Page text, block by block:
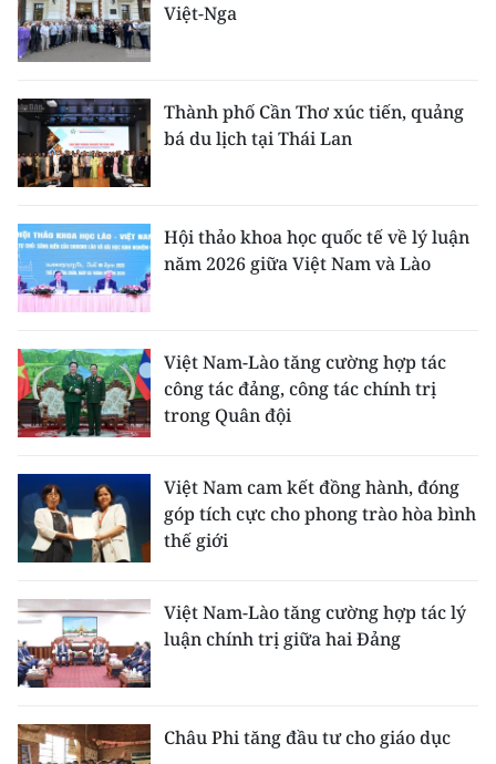
Việt-Nga
Thành phố Cần Thơ xúc tiến, quảng
bá du lịch tại Thái Lan
Hội thảo khoa học quốc tế về lý luận
năm 2026 giữa Việt Nam và Lào
Việt Nam-Lào tăng cường hợp tác
công tác đảng, công tác chính trị
trong Quân đội
Việt Nam cam kết đồng hành, đóng
góp tích cực cho phong trào hòa bình
thế giới
Việt Nam-Lào tăng cường hợp tác lý
luận chính trị giữa hai Đảng
Châu Phi tăng đầu tư cho giáo dục